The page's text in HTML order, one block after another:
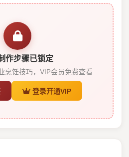
作步骤已锁定
烹饪技巧，VIP会员免费查看
登录开通VIP